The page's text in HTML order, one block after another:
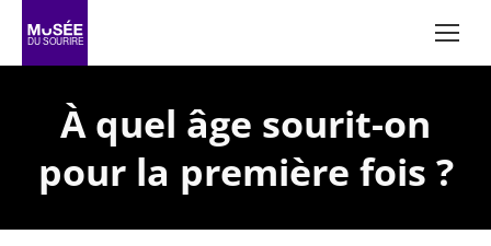
À quel âge sourit-on
pour la première fois ?